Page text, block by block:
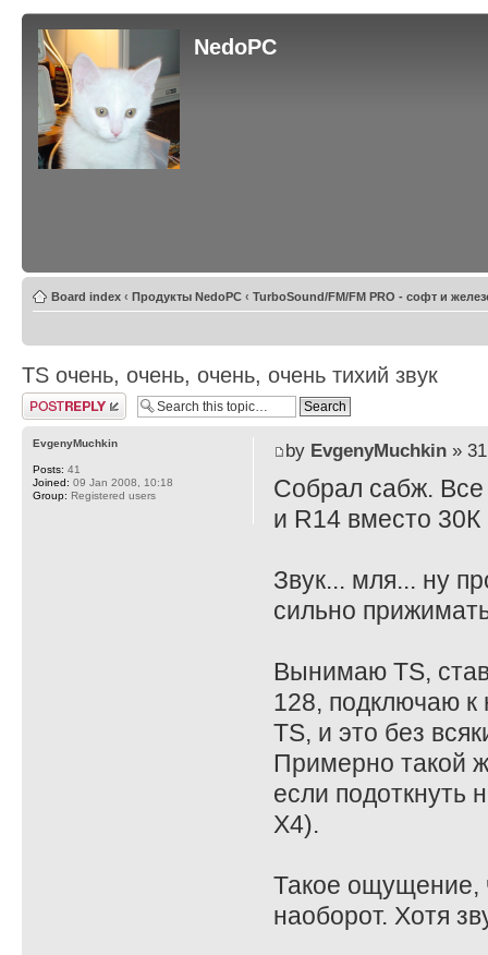
NedoPC
Board index ‹ Продукты NedoPC ‹ TurboSound/FM/FM PRO - софт и
TS очень, очень, очень, очень тихий звук
Post a reply
by EvgenyMuchkin» 31
Собрал сабж.
и R14 вместо 30К
Звук... мля... ну
сильно
Вынимаю TS,
128, подключаю к
TS, и это без
Примерно такой
если подоткнуть
X4).
Такое ощущение,
наоборот. Хотя
EvgenyMuchkin
Posts: 41
Joined: 09 Jan 2008, 10:18
Group: Registered users